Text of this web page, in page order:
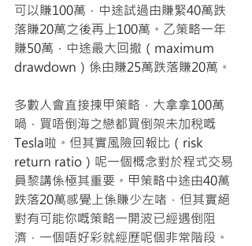
可以賺100萬，中途試過由賺緊40萬跌
落賺20萬之後再上100萬。乙策略一年
賺50萬，中途最大回撤（maximum
drawdown）係由賺25萬跌落賺20萬。
多數人會直接揀甲策略，大拿拿100萬
喎，買唔倒海之戀都買倒架未加稅嘅
Tesla啦。但其實風險回報比（risk
return ratio）呢一個概念對於程式交易
員黎講係極其重要。甲策略中途由40萬
跌落20萬感覺上係賺少左啫，但其實絕
對有可能你嘅策略一開波已經遇倒阻
濟，一個唔好彩就經歷呢個非常階段。